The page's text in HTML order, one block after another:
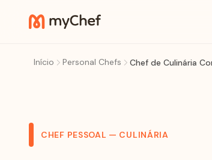
Início Personal Chefs
CHEF PESSOAL — CULINÁRIA